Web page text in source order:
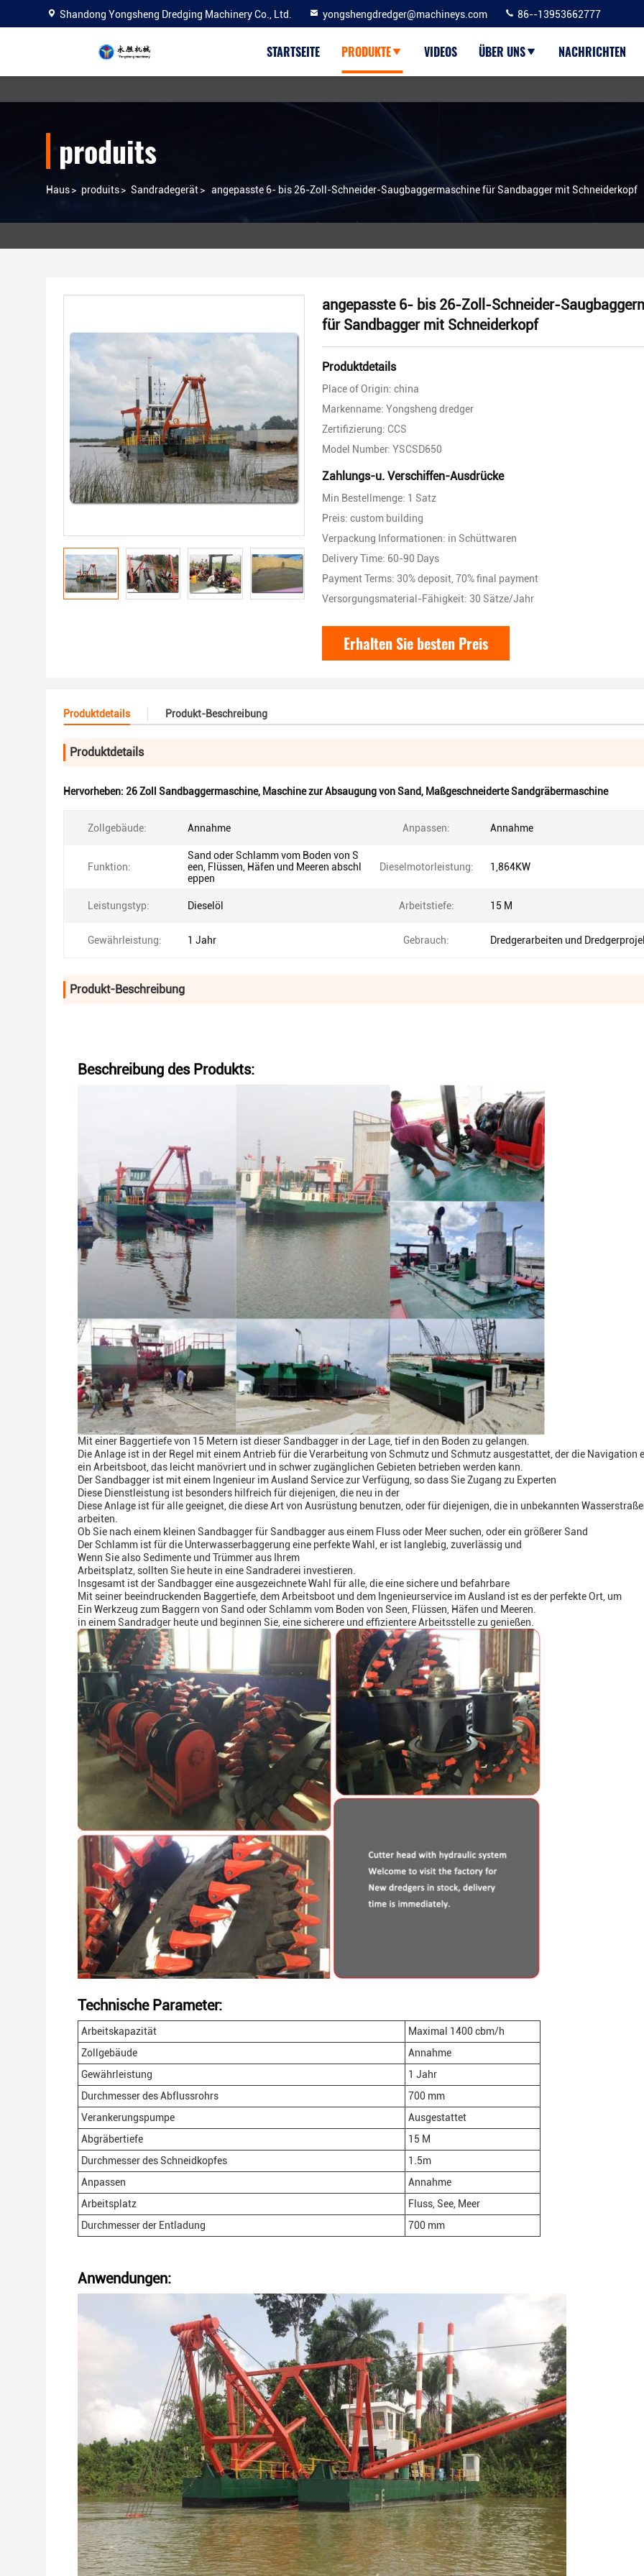
Shandong Yongsheng Dredging Machinery Co., Ltd. yongshengdredger@machineys.com 86--13953662777
STARTSEITE PRODUKTE VIDEOS ÜBER UNS NACHRICHTEN
produits
Haus> produits> Sandradegerät> angepasste 6- bis 26-Zoll-Schneider-Saugbaggermaschine für Sandbagger mit Schneiderkopf
angepasste 6- bis 26-Zoll-Schneider-
für Sandbagger mit Schneiderkopf
Produktdetails
Place of Origin: china
Markenname: Yongsheng dredger
Zertifizierung: CCS
Model Number: YSCSD650
Zahlungs-u. Verschiffen-Ausdrücke
Min Bestellmenge: 1 Satz
Preis: custom building
Verpackung Informationen: in Schüttwaren
Delivery Time: 60-90 Days
Payment Terms: 30% deposit, 70% final payment
Versorgungsmaterial-Fähigkeit: 30 Sätze/Jahr
Erhalten Sie besten Preis
Produktdetails Produkt-Beschreibung
Produktdetails
Hervorheben: 26 Zoll Sandbaggermaschine, Maschine zur Absaugung von Sand, Maßgeschneiderte Sandgräbermaschine
Zollgebäude: Annahme Anpassen: Annahme
Funktion:
Sand oder Schlamm vom Boden von S
een, Flüssen, Häfen und Meeren abschl
eppen
Dieselmotorleistung: 1,864KW
Leistungstyp: Dieselöl Arbeitstiefe: 15 M
Gewährleistung: 1 Jahr Gebrauch: Dredgerarbeiten und
Produkt-Beschreibung
Beschreibung des Produkts:
Mit einer Baggertiefe von 15 Metern ist dieser Sandbagger in der Lage, tief in den Boden zu gelangen.
Die Anlage ist in der Regel mit einem Antrieb für die Verarbeitung von Schmutz und Schmutz ausgestattet, der die Navigation
ein Arbeitsboot, das leicht manövriert und in schwer zugänglichen Gebieten betrieben werden kann.
Der Sandbagger ist mit einem Ingenieur im Ausland Service zur Verfügung, so dass Sie Zugang zu Experten
Diese Dienstleistung ist besonders hilfreich für diejenigen, die neu in der
Diese Anlage ist für alle geeignet, die diese Art von Ausrüstung benutzen, oder für diejenigen, die in unbekannten
arbeiten.
Ob Sie nach einem kleinen Sandbagger für Sandbagger aus einem Fluss oder Meer suchen, oder ein größerer Sand
Der Schlamm ist für die Unterwasserbaggerung eine perfekte Wahl, er ist langlebig, zuverlässig und
Wenn Sie also Sedimente und Trümmer aus Ihrem
Arbeitsplatz, sollten Sie heute in eine Sandraderei investieren.
Insgesamt ist der Sandbagger eine ausgezeichnete Wahl für alle, die eine sichere und befahrbare
Mit seiner beeindruckenden Baggertiefe, dem Arbeitsboot und dem Ingenieurservice im Ausland ist es der perfekte Ort, um
Ein Werkzeug zum Baggern von Sand oder Schlamm vom Boden von Seen, Flüssen, Häfen und Meeren.
in einem Sandradger heute und beginnen Sie, eine sicherere und effizientere Arbeitsstelle zu genießen.
Technische Parameter:
Arbeitskapazität
Maximal 1400 cbm/h
Zollgebäude
Annahme
Gewährleistung
1 Jahr
Durchmesser des Abflussrohrs
700 mm
Verankerungspumpe
Ausgestattet
Abgräbertiefe
15 M
Durchmesser des Schneidkopfes
1.5m
Anpassen
Annahme
Arbeitsplatz
Fluss, See, Meer
Durchmesser der Entladung
700 mm
Anwendungen: